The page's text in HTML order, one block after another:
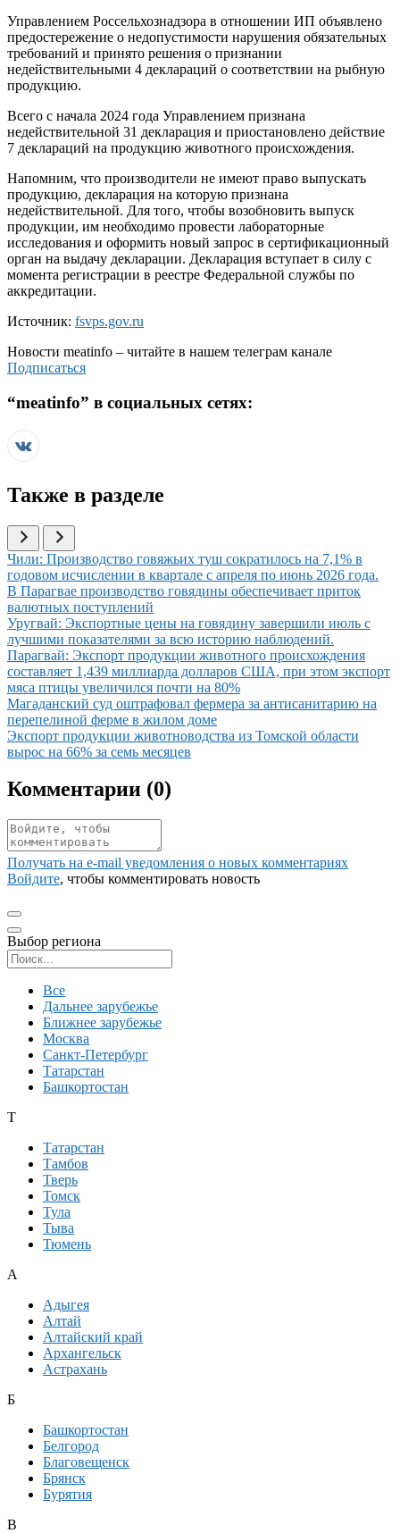
Управлением Россельхознадзора в отношении ИП объявлено
предостережение о недопустимости нарушения обязательных
требований и принято решения о признании
недействительными 4 деклараций о соответствии на рыбную
продукцию.
Всего с начала 2024 года Управлением признана
недействительной 31 декларация и приостановлено действие
7 деклараций на продукцию животного происхождения.
Напомним, что производители не имеют право выпускать
продукцию, декларация на которую признана
недействительной. Для того, чтобы возобновить выпуск
продукции, им необходимо провести лабораторные
исследования и оформить новый запрос в сертификационный
орган на выдачу декларации. Декларация вступает в силу с
момента регистрации в реестре Федеральной службы по
аккредитации.
Источник: fsvps.gov.ru
Новости meatinfo – читайте в нашем телеграм канале
Подписаться
“meatinfo” в социальных сетях:
Также в разделе
Иллюстрация новости
Чили: Производство говяжьих туш сократилось на 7,1% в
годовом исчислении в квартале с апреля по июнь 2026 года.
Иллюстрация новости
В Парагвае производство говядины обеспечивает приток
валютных поступлений
Иллюстрация новости
Уругвай: Экспортные цены на говядину завершили июль с
лучшими показателями за всю историю наблюдений.
Иллюстрация новости
Парагвай: Экспорт продукции животного происхождения
составляет 1,439 миллиарда долларов США, при этом экспорт
мяса птицы увеличился почти на 80%
Иллюстрация новости
Магаданский суд оштрафовал фермера за антисанитарию на
перепелиной ферме в жилом доме
Иллюстрация новости
Экспорт продукции животноводства из Томской области
вырос на 66% за семь месяцев
Комментарии (0)
Получать на e‑mail уведомления о новых комментариях
Войдите, чтобы комментировать новость
Выбор региона
Все
Дальнее зарубежье
Ближнее зарубежье
Москва
Санкт-Петербург
Татарстан
Башкортостан
Т
Татарстан
Тамбов
Тверь
Томск
Тула
Тыва
Тюмень
А
Адыгея
Алтай
Алтайский край
Архангельск
Астрахань
Б
Башкортостан
Белгород
Благовещенск
Брянск
Бурятия
В